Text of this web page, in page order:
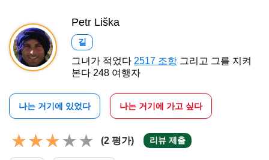
Petr Liška
길
그녀가 적었다 2517 조항 그리고 그를 지켜
본다 248 여행자
나는 거기에 있었다 나는 거기에 가고 싶다
(2 평가) 리뷰 제출